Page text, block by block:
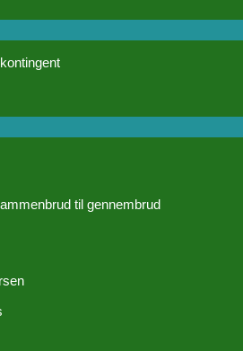
til gennembrud